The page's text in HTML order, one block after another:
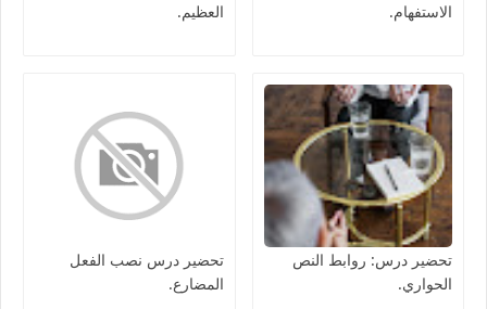
الاستفهام.
العظيم.
تحضير درس: روابط النص
الحواري.
تحضير درس نصب الفعل
المضارع.